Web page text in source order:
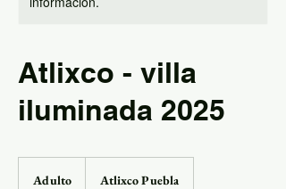
Atlixco - villa
iluminada 2025
Adulto Atlixco Puebla